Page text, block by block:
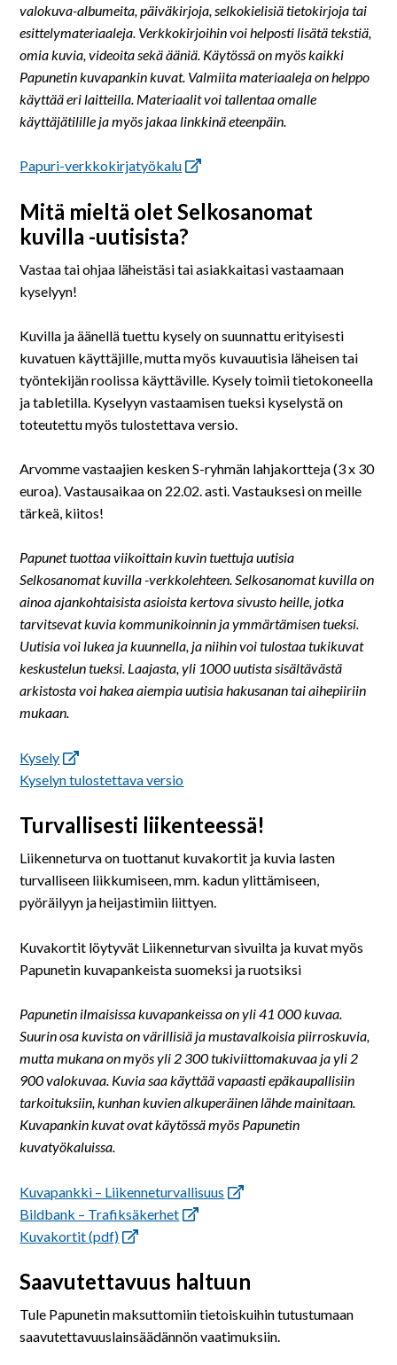
valokuva-albumeita, päiväkirjoja, selkokielisiä tietokirjoja tai
esittelymateriaaleja. Verkkokirjoihin voi helposti lisätä tekstiä,
omia kuvia, videoita sekä ääniä. Käytössä on myös kaikki
Papunetin kuvapankin kuvat. Valmiita materiaaleja on helppo
käyttää eri laitteilla. Materiaalit voi tallentaa omalle
käyttäjätilille ja myös jakaa linkkinä eteenpäin.
Papuri-verkkokirjatyökalu
Mitä mieltä olet Selkosanomat
kuvilla -uutisista?
Vastaa tai ohjaa läheistäsi tai asiakkaitasi vastaamaan
kyselyyn!
Kuvilla ja äänellä tuettu kysely on suunnattu erityisesti
kuvatuen käyttäjille, mutta myös kuvauutisia läheisen tai
työntekijän roolissa käyttäville. Kysely toimii tietokoneella
ja tabletilla. Kyselyyn vastaamisen tueksi kyselystä on
toteutettu myös tulostettava versio.
Arvomme vastaajien kesken S-ryhmän lahjakortteja (3 x 30
euroa). Vastausaikaa on 22.02. asti. Vastauksesi on meille
tärkeä, kiitos!
Papunet tuottaa viikoittain kuvin tuettuja uutisia
Selkosanomat kuvilla -verkkolehteen. Selkosanomat kuvilla on
ainoa ajankohtaisista asioista kertova sivusto heille, jotka
tarvitsevat kuvia kommunikoinnin ja ymmärtämisen tueksi.
Uutisia voi lukea ja kuunnella, ja niihin voi tulostaa tukikuvat
keskustelun tueksi. Laajasta, yli 1000 uutista sisältävästä
arkistosta voi hakea aiempia uutisia hakusanan tai aihepiiriin
mukaan.
Kysely
Kyselyn tulostettava versio
Turvallisesti liikenteessä!
Liikenneturva on tuottanut kuvakortit ja kuvia lasten
turvalliseen liikkumiseen, mm. kadun ylittämiseen,
pyöräilyyn ja heijastimiin liittyen.
Kuvakortit löytyvät Liikenneturvan sivuilta ja kuvat myös
Papunetin kuvapankeista suomeksi ja ruotsiksi
Papunetin ilmaisissa kuvapankeissa on yli 41 000 kuvaa.
Suurin osa kuvista on värillisiä ja mustavalkoisia piirroskuvia,
mutta mukana on myös yli 2 300 tukiviittomakuvaa ja yli 2
900 valokuvaa. Kuvia saa käyttää vapaasti epäkaupallisiin
tarkoituksiin, kunhan kuvien alkuperäinen lähde mainitaan.
Kuvapankin kuvat ovat käytössä myös Papunetin
kuvatyökaluissa.
Kuvapankki – Liikenneturvallisuus
Bildbank – Trafiksäkerhet
Kuvakortit (pdf)
Saavutettavuus haltuun
Tule Papunetin maksuttomiin tietoiskuihin tutustumaan
saavutettavuuslainsäädännön vaatimuksiin.